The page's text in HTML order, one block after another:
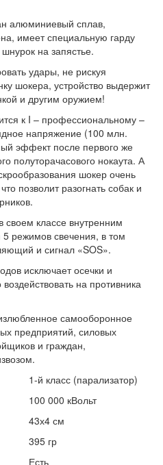
алюминиевый сплав,
имеет специальную гарду
на запястье.
удары, не рискуя
шокера, устройство выдержит
и другим оружием!
к I – профессиональному –
напряжение (100 млн.
эффект после первого же
полуторачасового нокаута. А
шокер очень
позволит разогнать собак и
классе внутренним
режимов свечения, в том
и сигнал «SOS».
исключает осечки и
на противника
самооборонное
предприятий, силовых
и граждан,
1-й класс (парализатор)
100 000 кВольт
43х4 см
395 гр
Есть